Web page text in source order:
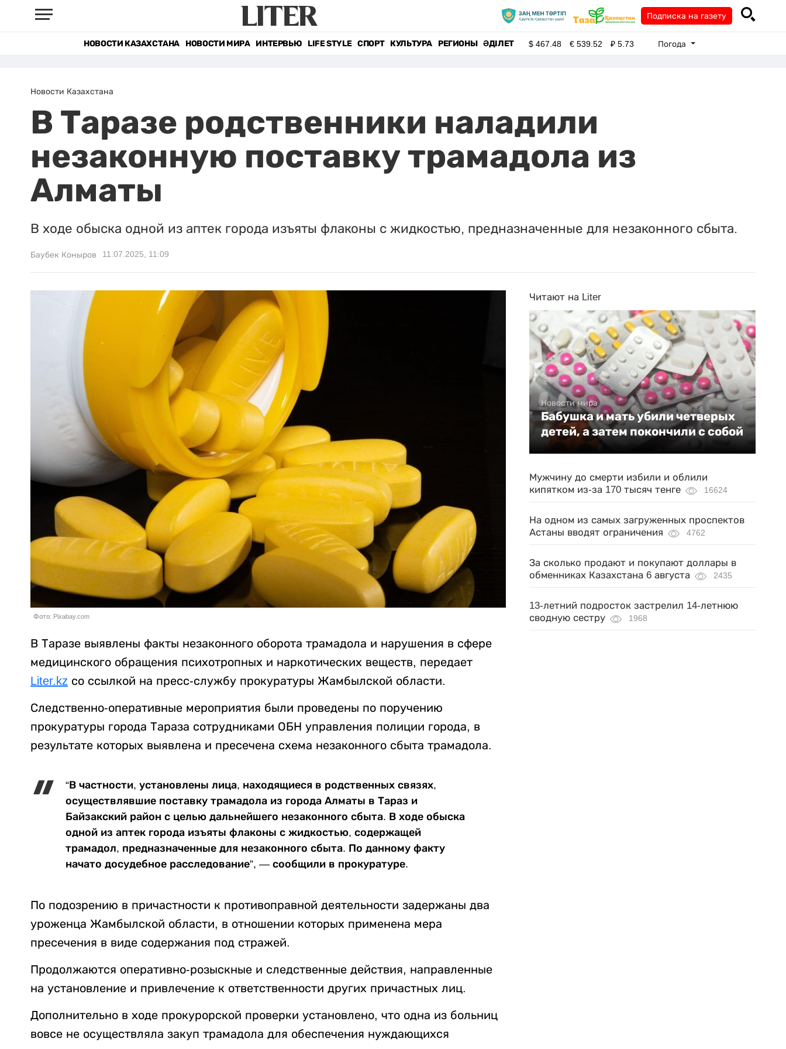
Подписка на газету
НОВОСТИ КАЗАХСТАНА НОВОСТИ МИРА ИНТЕРВЬЮ LIFE STYLE СПОРТ КУЛЬТУРА РЕГИОНЫ ӘДІЛЕТ $467.48 €539.52 ₽5.73 Погода
Новости Казахстана
В Таразе родственники наладили
незаконную поставку трамадола из
Алматы
В ходе обыска одной из аптек города изъяты флаконы с жидкостью, предназначенные для незаконного сбыта.
Баубек Коныров 11.07.2025, 11:09
Фото: Pixabay.com
В Таразе выявлены факты незаконного оборота трамадола и нарушения в сфере
медицинского обращения психотропных и наркотических веществ, передает
Liter.kz со ссылкой на пресс-службу прокуратуры Жамбылской области.
Следственно-оперативные мероприятия были проведены по поручению
прокуратуры города Тараза сотрудниками ОБН управления полиции города, в
результате которых выявлена и пресечена схема незаконного сбыта трамадола.
“В частности, установлены лица, находящиеся в родственных связях,
осуществлявшие поставку трамадола из города Алматы в Тараз и
Байзакский район с целью дальнейшего незаконного сбыта. В ходе обыска
одной из аптек города изъяты флаконы с жидкостью, содержащей
трамадол, предназначенные для незаконного сбыта. По данному факту
начато досудебное расследование”, — сообщили в прокуратуре.
По подозрению в причастности к противоправной деятельности задержаны два
уроженца Жамбылской области, в отношении которых применена мера
пресечения в виде содержания под стражей.
Продолжаются оперативно-розыскные и следственные действия, направленные
на установление и привлечение к ответственности других причастных лиц.
Дополнительно в ходе прокурорской проверки установлено, что одна из больниц
вовсе не осуществляла закуп трамадола для обеспечения нуждающихся
Читают на Liter
Новости мира
Бабушка и мать убили четверых
детей, а затем покончили с собой
Мужчину до смерти избили и облили
кипятком из-за 170 тысяч тенге
16624
На одном из самых загруженных проспектов
Астаны вводят ограничения
4762
За сколько продают и покупают доллары в
обменниках Казахстана 6 августа
2435
13-летний подросток застрелил 14-летнюю
сводную сестру
1968